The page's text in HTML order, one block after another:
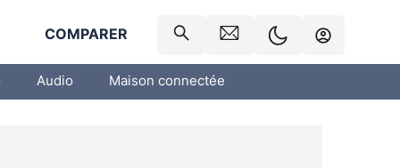
COMPARER
Audio Maison connectée